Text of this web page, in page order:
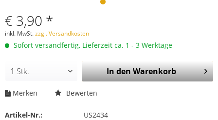
€ 3,90 *
inkl. MwSt.zzgl. Versandkosten
Sofort versandfertig, Lieferzeit ca. 1 - 3 Werktage
In denWarenkorb
Merken Bewerten
Artikel-Nr.:
US2434